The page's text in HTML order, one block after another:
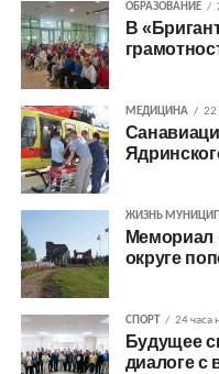
ОБРАЗОВАНИЕ
В
МЕДИЦИНА 22
ЖИЗНЬ
Мемориал
округе
СПОРТ 24 часа
Будущее
диалоге с